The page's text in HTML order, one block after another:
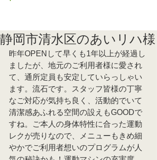
静岡市清水区のあいリハ様
昨年OPENして早くも1年以上が経過し
ましたが、地元のご利用者様に愛され
て、通所定員も安定していらっしゃい
ます。流石です。スタッフ皆様の丁寧
なご対応が気持ち良く、活動的でいて
清潔感あふれる空間の設えもGOODで
すね。ご本人の身体特性に合った運動
レクが売りなので、メニューもきめ細
やかでご利用者想いのプログラムが人